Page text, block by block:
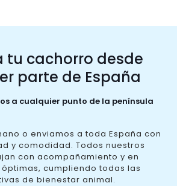
tu cachorro desde
parte de España
a cualquier punto de la península
o enviamos a toda España con
y comodidad. Todos nuestros
con acompañamiento y en
cumpliendo todas las
de bienestar animal.